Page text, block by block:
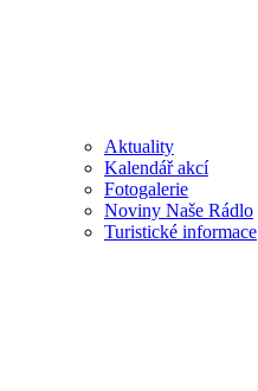
Aktuality
Kalendář akcí
Fotogalerie
Noviny Naše Rádlo
Turistické informace